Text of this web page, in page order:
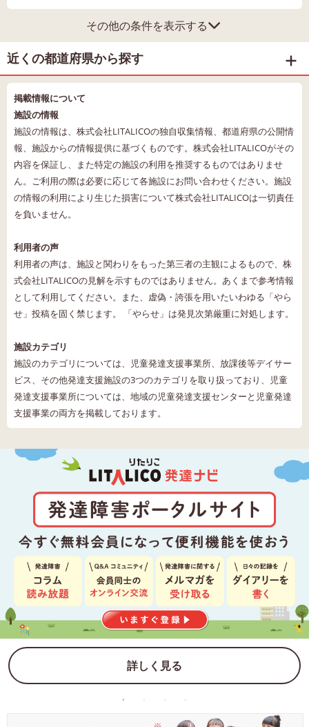
その他の条件を表示する
近くの都道府県から探す
掲載情報について
施設の情報
施設の情報は、株式会社LITALICOの独自収集情報、都道府県の公開情
報、施設からの情報提供に基づくものです。株式会社LITALICOがその
内容を保証し、また特定の施設の利用を推奨するものではありませ
ん。ご利用の際は必要に応じて各施設にお問い合わせください。施設
の情報の利用により生じた損害について株式会社LITALICOは一切責任
を負いません。
利用者の声
利用者の声は、施設と関わりをもった第三者の主観によるもので、株
式会社LITALICOの見解を示すものではありません。あくまで参考情報
として利用してください。また、虚偽・誇張を用いたいわゆる「やら
せ」投稿を固く禁じます。 「やらせ」は発見次第厳重に対処します。
施設カテゴリ
施設のカテゴリについては、児童発達支援事業所、放課後等デイサー
ビス、その他発達支援施設の3つのカテゴリを取り扱っており、児童
発達支援事業所については、地域の児童発達支援センターと児童発達
支援事業の両方を掲載しております。
詳しく見る